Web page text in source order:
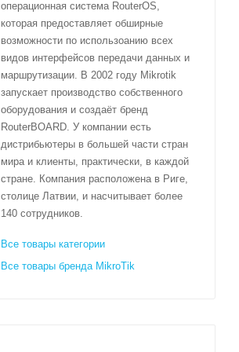
операционная система RouterOS,
которая предоставляет обширные
возможности по использоанию всех
видов интерфейсов передачи данных и
маршрутизации. В 2002 году Mikrotik
запускает производство собственного
оборудования и создаёт бренд
RouterBOARD. У компании есть
дистрибьютеры в большей части стран
мира и клиенты, практически, в каждой
стране. Компания расположена в Риге,
столице Латвии, и насчитывает более
140 сотрудников.
Все товары категории
Все товары бренда MikroTik